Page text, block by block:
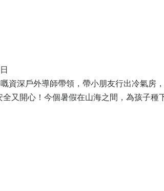
資深戶外導師帶領，帶小朋友行出冷氣房
又開心！今個暑假在山海之間，為孩子種
險、住宿、全套專業安全裝備，連證書